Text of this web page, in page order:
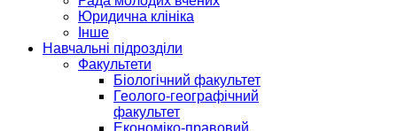
Юридична клініка
Інше
Навчальні підрозділи
Факультети
Біологічний факультет
Геолого-географічний
факультет
Економіко-правовий